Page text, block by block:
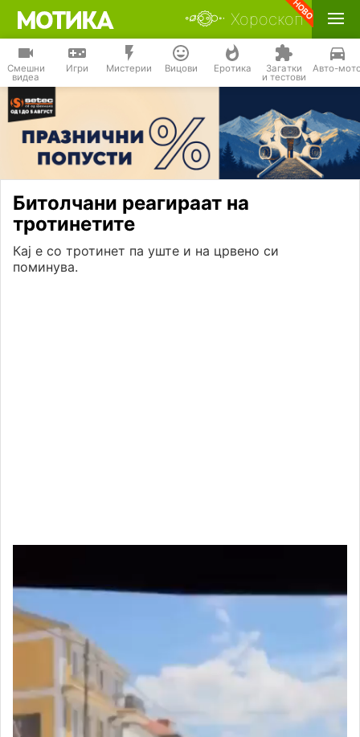
Хороскоп
Смешни
видеа
Игри Мистерии Вицови Еротика Загатки
и тестови
Авто-
Битолчани реагираат на
тротинетите
Кај е со тротинет па уште и на црвено си
поминува.